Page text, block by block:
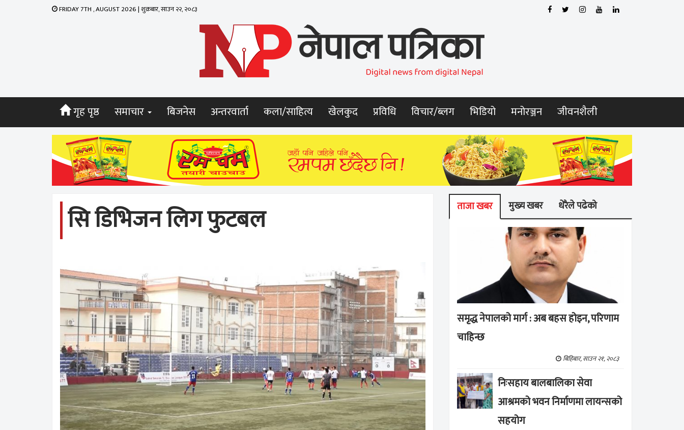
FRIDAY 7TH , AUGUST 2026 | शुक्रबार, साउन २२, २०८३
गृह पृष्ठ समाचार बिजनेस अन्तरवार्ता कला/साहित्य खेलकुद प्रविधि विचार/ब्लग भिडियो मनोरञ्जन जीवनशैली
सि डिभिजन लिग फुटबल ताजा खबर मुख्य खबर धेरैले पढेको
समृद्ध नेपालको मार्ग : अब बहस होइन, परिणाम
चाहिन्छ
बिहिबार, साउन २१, २०८३
निःसहाय बालबालिका सेवा
आश्रमको भवन निर्माणमा लायन्सको
सहयोग